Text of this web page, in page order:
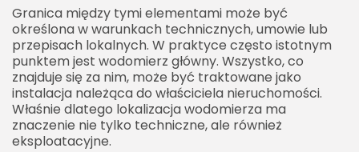
Granica między tymi elementami może być
określona w warunkach technicznych, umowie lub
przepisach lokalnych. W praktyce często istotnym
punktem jest wodomierz główny. Wszystko, co
znajduje się za nim, może być traktowane jako
instalacja należąca do właściciela nieruchomości.
Właśnie dlatego lokalizacja wodomierza ma
znaczenie nie tylko techniczne, ale również
eksploatacyjne.